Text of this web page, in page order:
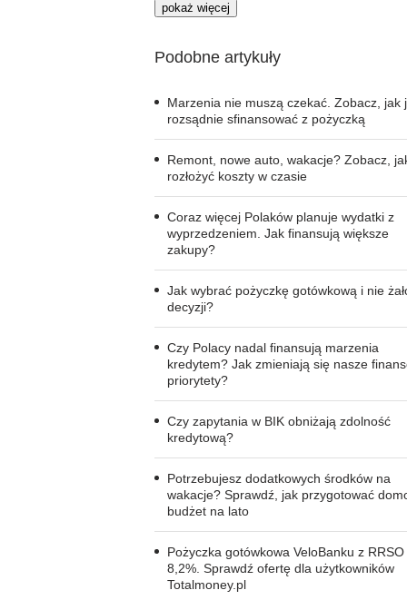
pokaż więcej
Podobne artykuły
Marzenia nie muszą czekać. Zobacz, jak
rozsądnie sfinansować z pożyczką
Remont, nowe auto, wakacje? Zobacz,
rozłożyć koszty w czasie
Coraz więcej Polaków planuje wydatki z
wyprzedzeniem. Jak finansują większe
zakupy?
Jak wybrać pożyczkę gotówkową i nie
decyzji?
Czy Polacy nadal finansują marzenia
kredytem? Jak zmieniają się nasze
priorytety?
Czy zapytania w BIK obniżają zdolność
kredytową?
Potrzebujesz dodatkowych środków na
wakacje? Sprawdź, jak przygotować
budżet na lato
Pożyczka gotówkowa VeloBanku z RRSO
8,2%. Sprawdź ofertę dla użytkowników
Totalmoney.pl